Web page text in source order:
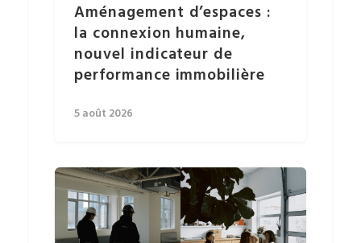
Aménagement d’espaces :
la connexion humaine,
nouvel indicateur de
performance immobilière
5 août 2026